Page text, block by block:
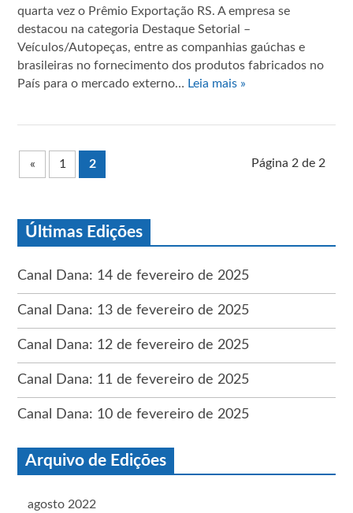
quarta vez o Prêmio Exportação RS. A empresa se
destacou na categoria Destaque Setorial –
Veículos/Autopeças, entre as companhias gaúchas e
brasileiras no fornecimento dos produtos fabricados no
País para o mercado externo… Leia mais »
Página 2 de 2
« 1 2
Últimas Edições
Canal Dana: 14 de fevereiro de 2025
Canal Dana: 13 de fevereiro de 2025
Canal Dana: 12 de fevereiro de 2025
Canal Dana: 11 de fevereiro de 2025
Canal Dana: 10 de fevereiro de 2025
Arquivo de Edições
agosto 2022